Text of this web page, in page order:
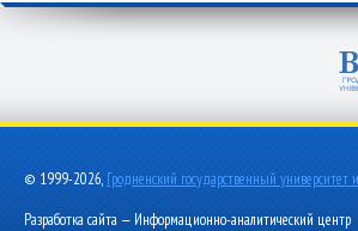
© 1999-2026, Гродненский государственный
Разработка сайта — Информационно-аналитический центр